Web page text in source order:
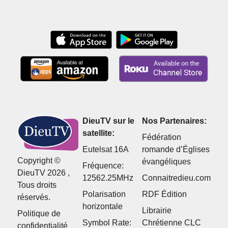
Copyright ©
DieuTV 2026 ,
Tous droits
réservés.
Politique de
confidentialité
DieuTV sur le
satellite:
Eutelsat 16A
Fréquence:
12562.25MHz
Polarisation
horizontale
Symbol Rate:
Nos Partenaires:
Fédération
romande d’Églises
évangéliques
Connaitredieu.com
RDF Édition
Librairie
Chrétienne CLC